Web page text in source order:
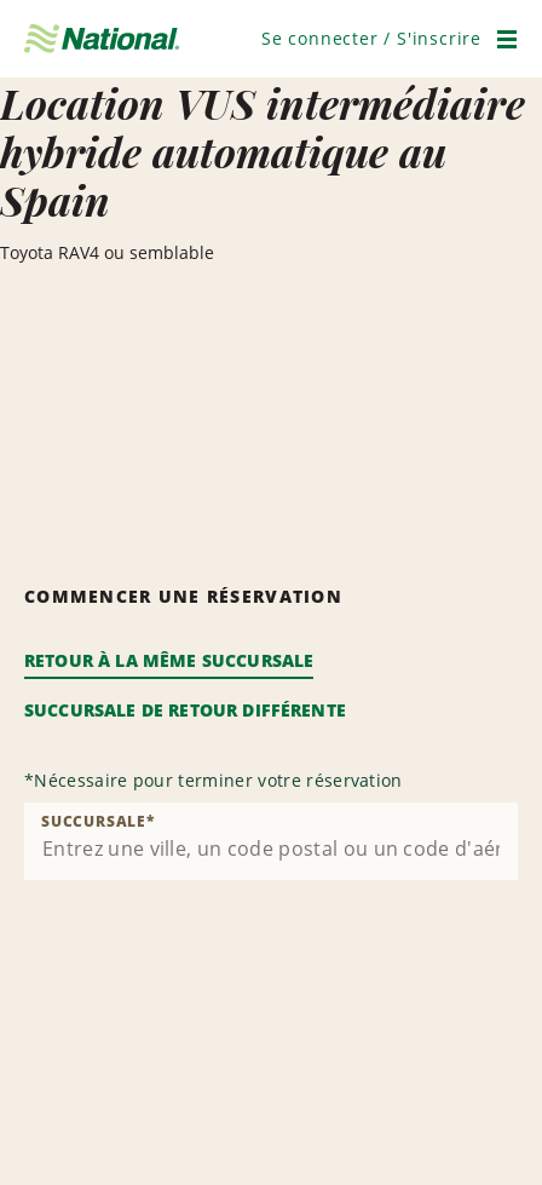
navigation
Se connecter / S'inscrire
Location VUS intermédiaire
hybride automatique au
Spain
Toyota RAV4 ou semblable
COMMENCER UNE RÉSERVATION
RETOUR À LA MÊME SUCCURSALE
SUCCURSALE DE RETOUR DIFFÉRENTE
*Nécessaire pour terminer votre réservation
SUCCURSALE*